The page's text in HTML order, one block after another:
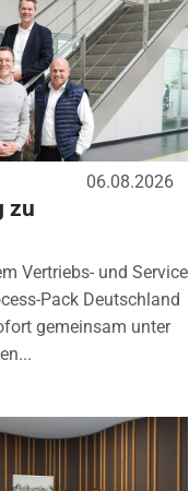
06.08.2026
zu
Vertriebs- und Service
Pack Deutschland
gemeinsam unter